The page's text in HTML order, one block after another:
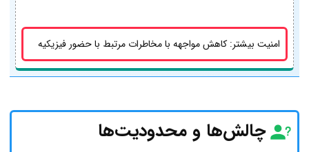
امنیت بیشتر: کاهش مواجهه با مخاطرات مرتبط با حضور فیزیکیه
چالش‌ها و محدودیت‌ها